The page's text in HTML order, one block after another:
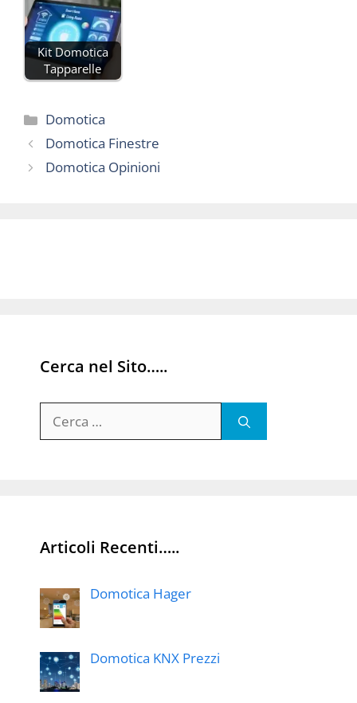
Kit Domotica
Tapparelle
Categorie
Domotica
Domotica Finestre
Domotica Opinioni
Cerca nel Sito…..
per:
Articoli Recenti…..
Domotica Hager
Domotica KNX Prezzi